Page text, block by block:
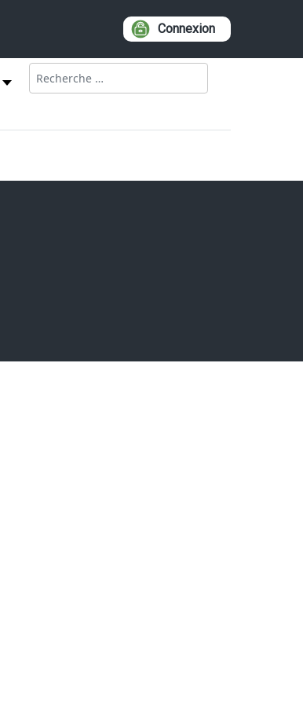
Connexion